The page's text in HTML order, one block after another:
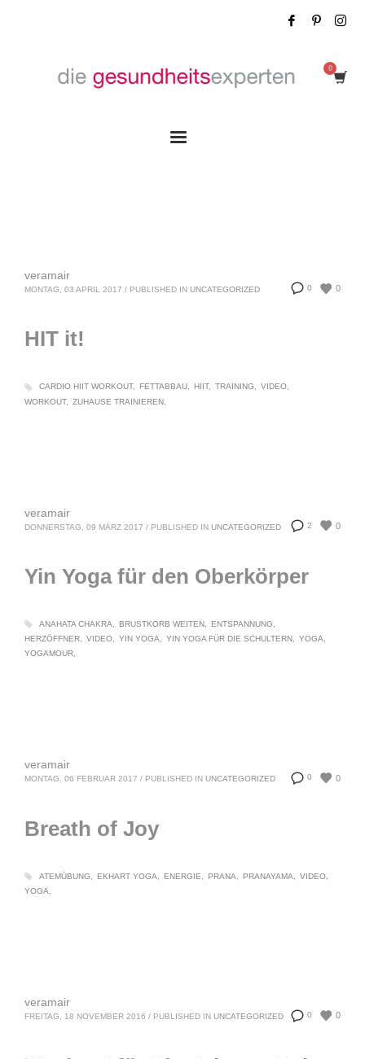
0 0
veramair
MONTAG, 03 APRIL 2017 / PUBLISHED IN UNCATEGORIZED
HIT it!
CARDIO HIIT WORKOUT FETTABBAU HIIT TRAINING
VIDEO
WORKOUT
ZUHAUSE TRAINIEREN
2 0
veramair
DONNERSTAG, 09 MÄRZ 2017 / PUBLISHED IN UNCATEGORIZED
Yin Yoga für den Oberkörper
ANAHATA CHAKRA BRUSTKORB WEITEN
ENTSPANNUNG
HERZÖFFNER
VIDEO YIN YOGA YIN YOGA FÜR DIE SCHULTERN
YOGA
YOGAMOUR
0 0
veramair
MONTAG, 06 FEBRUAR 2017 / PUBLISHED IN UNCATEGORIZED
Breath of Joy
ATEMÜBUNG EKHART YOGA ENERGIE PRANA PRANAYAMA
VIDEO
YOGA
0 0
veramair
FREITAG, 18 NOVEMBER 2016 / PUBLISHED IN UNCATEGORIZED